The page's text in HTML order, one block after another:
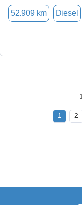
52.909 km Diesel
1 2